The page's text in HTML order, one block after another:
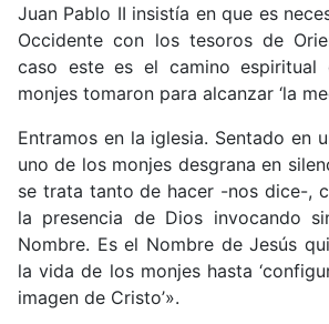
Juan Pablo II insistía en que es
Occidente con los tesoros de
caso este es el camino espiritual
monjes tomaron para alcanzar ‘la
Entramos en la iglesia. Sentado en
uno de los monjes desgrana en
se trata tanto de hacer -nos dice-,
la presencia de Dios invocando
Nombre. Es el Nombre de Jesús
la vida de los monjes hasta
imagen de Cristo’».